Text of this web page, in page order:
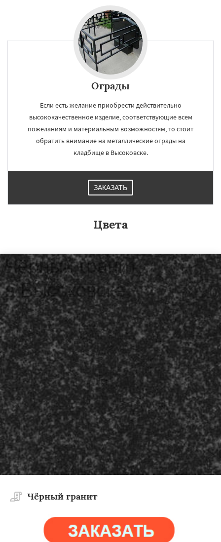
Ограды
Если есть желание приобрести действительно
высококачественное изделие, соответствующие всем
пожеланиям и материальным возможностям, то стоит
обратить внимание на металлические ограды на
кладбище в Высоковске.
ЗАКАЗАТЬ
Цвета
Чёрный гранит